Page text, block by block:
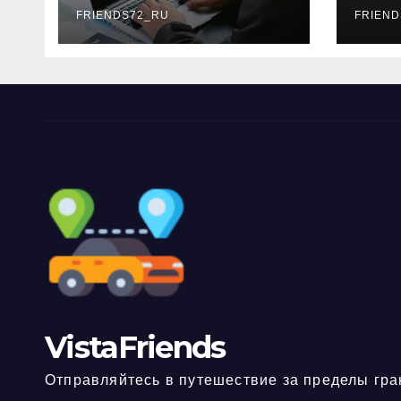
FRIENDS72_RU
VistaFriends
Отправляйтесь в путешествие за пределы